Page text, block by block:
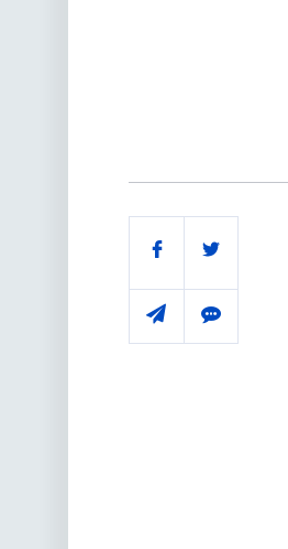
Поділитись